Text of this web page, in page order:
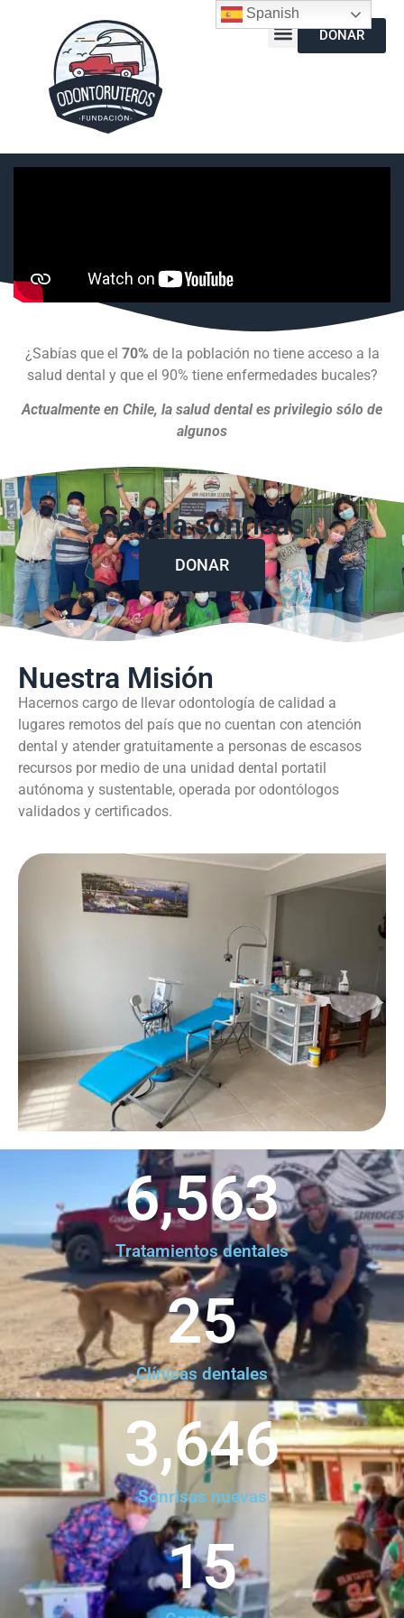
DONAR
¿Sabías que el 70% de la población no tiene acceso a la
salud dental y que el 90% tiene enfermedades bucales?
Actualmente en Chile, la salud dental es privilegio sólo de
algunos
Regala sonrisas
DONAR
Nuestra Misión
Hacernos cargo de llevar odontología de calidad a
lugares remotos del país que no cuentan con atención
dental y atender gratuitamente a personas de escasos
recursos por medio de una unidad dental portatil
autónoma y sustentable, operada por odontólogos
validados y certificados.
Tratamientos dentales
6,563
Clínicas dentales
25
Sonrisas nuevas
3,646
15
Spanish